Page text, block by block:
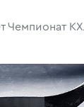
Чемпионат